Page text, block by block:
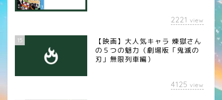
2221 view
15
【映画】大人気キャラ 煉󠄁獄さん
の５つの魅力（劇場版「鬼滅の
刃」無限列車編）
4125 view